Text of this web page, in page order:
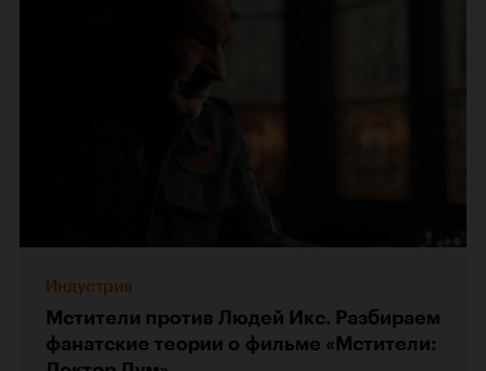
Индустрия
Мстители против Людей Икс. Разбираем
фанатские теории о фильме «Мстители: